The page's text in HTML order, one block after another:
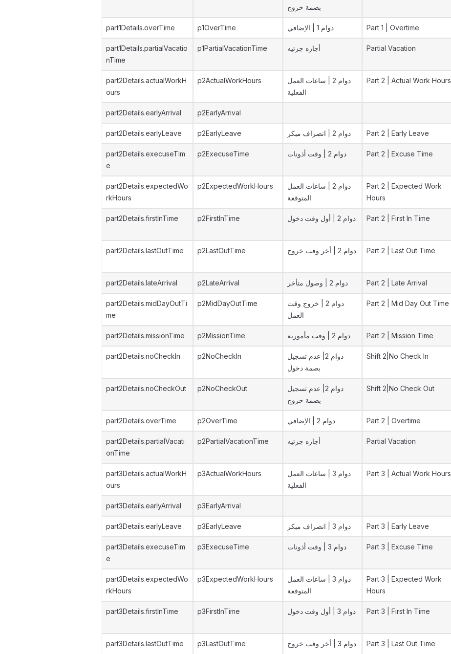
بصمة خروج
part1Details.overTime p1OverTime دوام 1 | الإضافي Part 1 | Overtime
part1Details.partialVacatio
nTime
p1PartialVacationTime أجازه جزئيه Partial Vacation
part2Details.actualWorkH
ours
p2ActualWorkHours
دوام 2 | ساعات العمل
الفعلية
Part 2 | Actual Work Hours
part2Details.earlyArrival p2EarlyArrival
part2Details.earlyLeave p2EarlyLeave دوام 2 | انصراف مبكر Part 2 | Early Leave
part2Details.execuseTim
e
p2ExecuseTime دوام 2 | وقت أذونات Part 2 | Excuse Time
part2Details.expectedWo
rkHours
p2ExpectedWorkHours
دوام 2 | ساعات العمل
المتوقعة
Part 2 | Expected Work
Hours
part2Details.firstInTime p2FirstInTime دوام 2 | أول وقت دخول Part 2 | First In Time
part2Details.lastOutTime p2LastOutTime دوام 2 | أخر وقت خروج Part 2 | Last Out Time
part2Details.lateArrival p2LateArrival دوام 2 | وصول متأخر Part 2 | Late Arrival
part2Details.midDayOutTi
me
p2MidDayOutTime
دوام 2 | خروج وقت
العمل
Part 2 | Mid Day Out Time
part2Details.missionTime p2MissionTime دوام 2 | وقت مأمورية Part 2 | Mission Time
part2Details.noCheckIn p2NoCheckIn
دوام 2| عدم تسجيل
بصمة دخول
Shift 2|No Check In
part2Details.noCheckOut p2NoCheckOut
دوام 2| عدم تسجيل
بصمة خروج
Shift 2|No Check Out
part2Details.overTime p2OverTime دوام 2 | الإضافي Part 2 | Overtime
part2Details.partialVacati
onTime
p2PartialVacationTime أجازه جزئيه Partial Vacation
part3Details.actualWorkH
ours
p3ActualWorkHours
دوام 3 | ساعات العمل
الفعلية
Part 3 | Actual Work Hours
part3Details.earlyArrival p3EarlyArrival
part3Details.earlyLeave p3EarlyLeave دوام 3 | انصراف مبكر Part 3 | Early Leave
part3Details.execuseTim
e
p3ExecuseTime دوام 3 | وقت أذونات Part 3 | Excuse Time
part3Details.expectedWo
rkHours
p3ExpectedWorkHours
دوام 3 | ساعات العمل
المتوقعة
Part 3 | Expected Work
Hours
part3Details.firstInTime p3FirstInTime دوام 3 | أول وقت دخول Part 3 | First In Time
part3Details.lastOutTime p3LastOutTime دوام 3 | أخر وقت خروج Part 3 | Last Out Time